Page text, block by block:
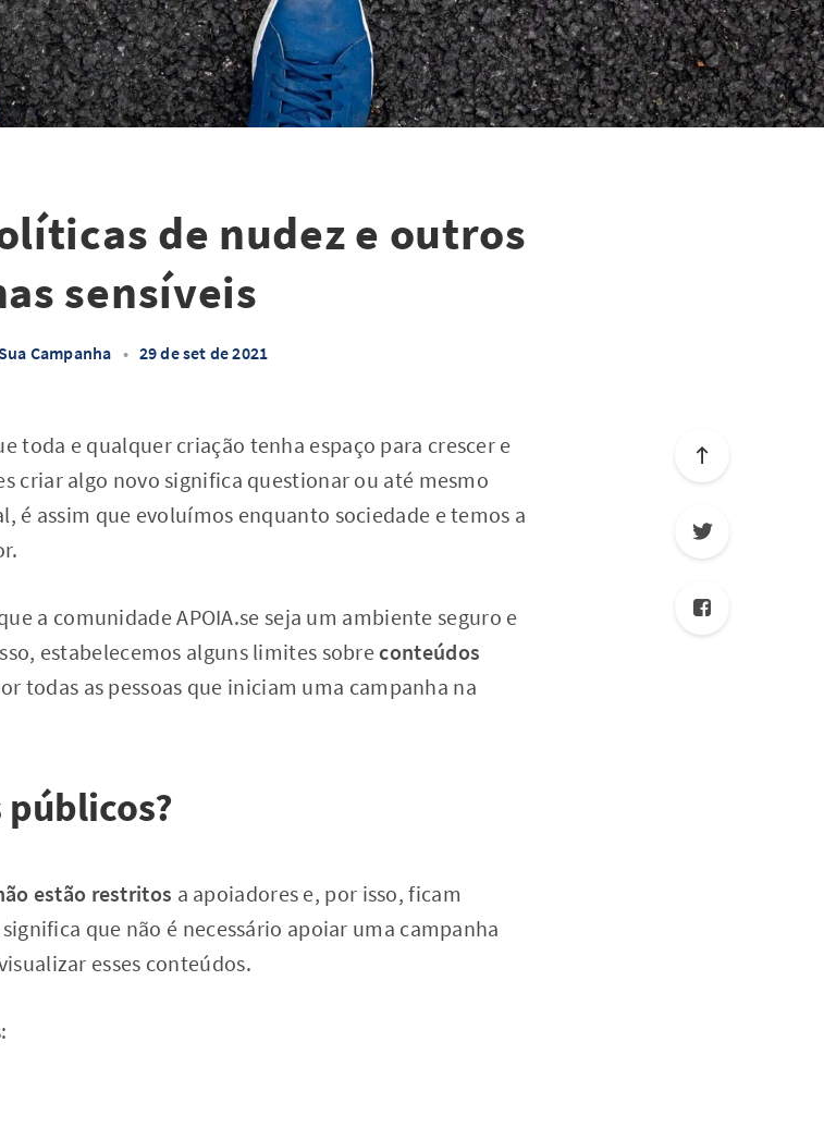
de nudez e outros
sensíveis
Campanha • 29 de set de 2021
toda e qualquer criação tenha espaço para crescer e
criar algo novo significa questionar ou até mesmo
é assim que evoluímos enquanto sociedade e temos a
a comunidade APOIA.se seja um ambiente seguro e
estabelecemos alguns limites sobreconteúdos
todas as pessoas que iniciam uma campanha na
públicos?
estão restritos a apoiadores e, por isso, ficam
que não é necessário apoiar uma campanha
esses conteúdos.